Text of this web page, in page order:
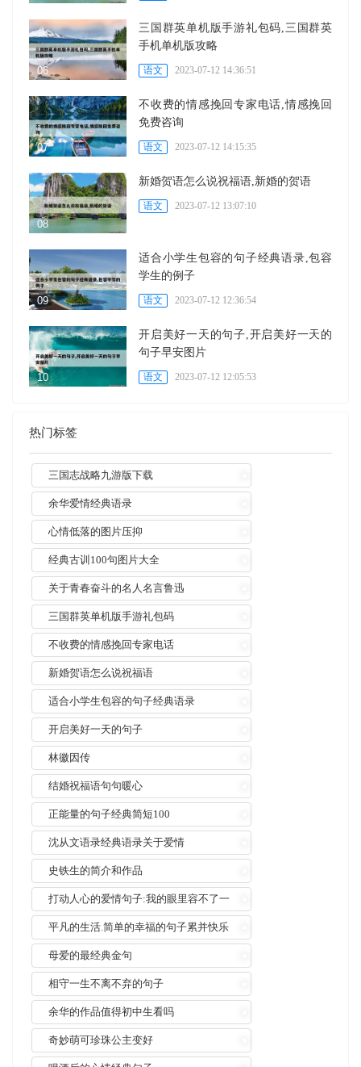
三国群英单机版手游礼包码,三国群英
手机单机版攻略
语文 2023-07-12 14:36:51
不收费的情感挽回专家电话,情感挽回
免费咨询
语文 2023-07-12 14:15:35
新婚贺语怎么说祝福语,新婚的贺语
语文 2023-07-12 13:07:10
适合小学生包容的句子经典语录,包容
学生的例子
语文 2023-07-12 12:36:54
开启美好一天的句子,开启美好一天的
句子早安图片
语文 2023-07-12 12:05:53
热门标签
三国志战略九游版下载
余华爱情经典语录
心情低落的图片压抑
经典古训100句图片大全
关于青春奋斗的名人名言鲁迅
三国群英单机版手游礼包码
不收费的情感挽回专家电话
新婚贺语怎么说祝福语
适合小学生包容的句子经典语录
开启美好一天的句子
林徽因传
结婚祝福语句句暖心
正能量的句子经典简短100
沈从文语录经典语录关于爱情
史铁生的简介和作品
打动人心的爱情句子:我的眼里容不了一
粒沙
平凡的生活.简单的幸福的句子累并快乐
着
母爱的最经典金句
相守一生不离不弃的句子
余华的作品值得初中生看吗
奇妙萌可珍珠公主变好